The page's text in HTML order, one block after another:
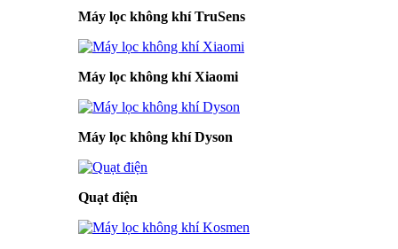
Máy lọc không khí TruSens
Máy lọc không khí Xiaomi
Máy lọc không khí Dyson
Quạt điện